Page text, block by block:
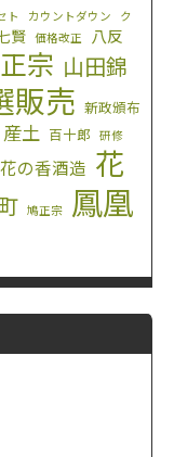
ト カウントダウン
ク
賢 価格改正
八反
宗 山田錦
販売 新政頒布
産土 百十郎 研修
花の香酒造 花
鳩正宗
鳳凰